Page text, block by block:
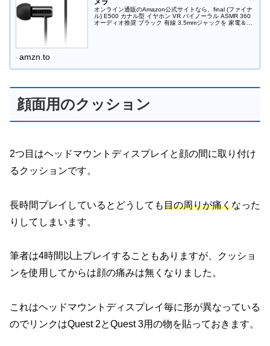
メラ
オンライン通販のAmazon公式サイトなら、final (ファイナ
ル) E500 カナル型 イヤホン VR バイノーラル ASMR 360
オーディオ推奨 ブラック 有線 3.5mmジャックを 家電＆カ
amzn.to
顔面用のクッション
2つ目はヘッドマウントディスプレイと顔の間に取り付け
るクッションです。
長時間プレイしているとどうしても目の周りが痛くなった
りしてしまいます。
筆者は4時間以上プレイすることもありますが、クッショ
ンを使用してからは顔の痛みは無くなりました。
これはヘッドマウントディスプレイ毎に形が異なっている
のでリンクはQuest 2とQuest 3用の物を貼っておきます。